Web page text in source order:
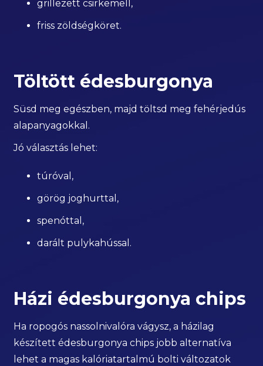
grillezett csirkemell,
friss zöldségköret.
Töltött édesburgonya
Süsd meg egészben, majd töltsd meg fehérjedús
alapanyagokkal.
Jó választás lehet:
túróval,
görög joghurttal,
spenóttal,
darált pulykahússal.
Házi édesburgonya chips
Ha ropogós nassolnivalóra vágysz, a házilag
készített édesburgonya chips jobb alternatíva
lehet a magas kalóriatartalmú bolti változatok